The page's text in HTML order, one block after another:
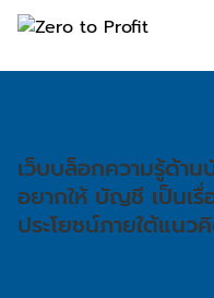
เว็บบล็อกความรู้ด้า
อยากให้ บัญชี เป็นเ
ประโยชน์ภายใต้แน